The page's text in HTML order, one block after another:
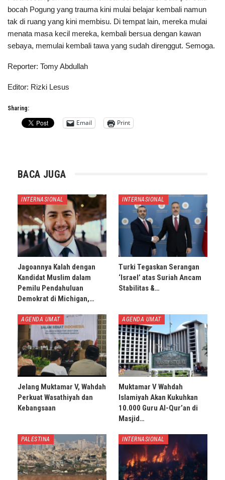
bocah Pogung yang trauma kini mulai belajar kembali namun
tak di ruang yang kini membisu. Di tempat lain, mereka mulai
menata masa kecil mereka, kembali bersua dengan kawan
sebaya, memulai kembali tawa yang sudah direnggut. Semoga.
Reporter: Tomy Abdullah
Editor: Rizki Lesus
Sharing:
Email Print
BACA JUGA
INTERNASIONAL
Jagoannya Kalah dengan
Kandidat Muslim dalam
Pemilu Pendahuluan
Demokrat di Michigan,…
INTERNASIONAL
Turki Tegaskan Serangan
‘Israel’ atas Suriah Ancam
Stabilitas &…
AGENDA UMAT
Jelang Muktamar V, Wahdah
Perkuat Wasathiyah dan
Kebangsaan
AGENDA UMAT
Muktamar V Wahdah
Islamiyah Akan Kukuhkan
10.000 Guru Al-Qur’an di
Masjid…
PALESTINA INTERNASIONAL